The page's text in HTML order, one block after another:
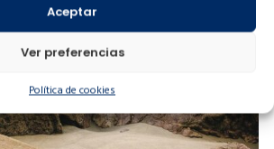
Aceptar
Ver preferencias
Política de cookies